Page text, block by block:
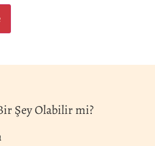
Şey Olabilir mi?